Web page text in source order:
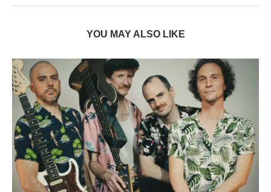
YOU MAY ALSO LIKE